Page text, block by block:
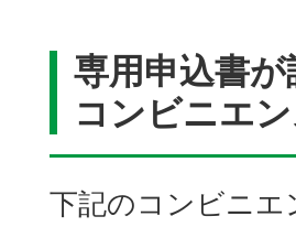
専用申込書
コンビニエ
下記のコンビニエ